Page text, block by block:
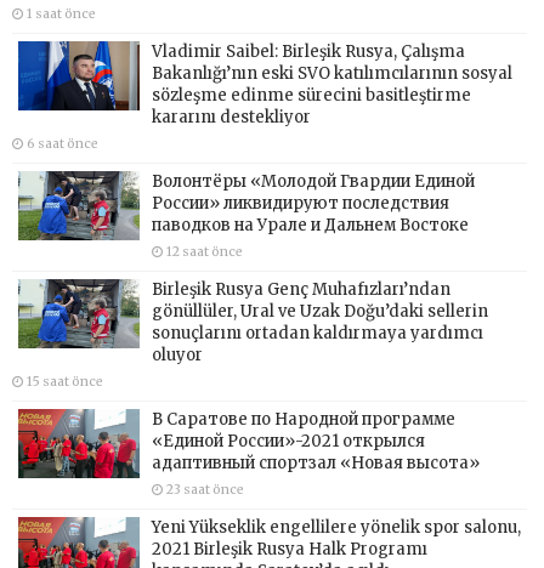
1 saat önce
Vladimir Saibel: Birleşik Rusya, Çalışma
Bakanlığı’nın eski SVO katılımcılarının sosyal
sözleşme edinme sürecini basitleştirme
kararını destekliyor
6 saat önce
Волонтёры «Молодой Гвардии Единой
России» ликвидируют последствия
паводков на Урале и Дальнем Востоке
12 saat önce
Birleşik Rusya Genç Muhafızları’ndan
gönüllüler, Ural ve Uzak Doğu’daki sellerin
sonuçlarını ortadan kaldırmaya yardımcı
oluyor
15 saat önce
В Саратове по Народной программе
«Единой России»-2021 открылся
адаптивный спортзал «Новая высота»
23 saat önce
Yeni Yükseklik engellilere yönelik spor salonu,
2021 Birleşik Rusya Halk Programı